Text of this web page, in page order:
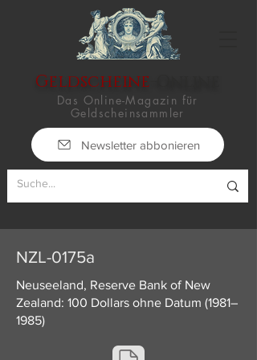
Geldscheine
Das Online-Magazin für
Geldscheinsammler
Newsletter abbonieren
NZL-0175a
Neuseeland, Reserve Bank of New
Zealand: 100 Dollars ohne Datum (1981–
1985)